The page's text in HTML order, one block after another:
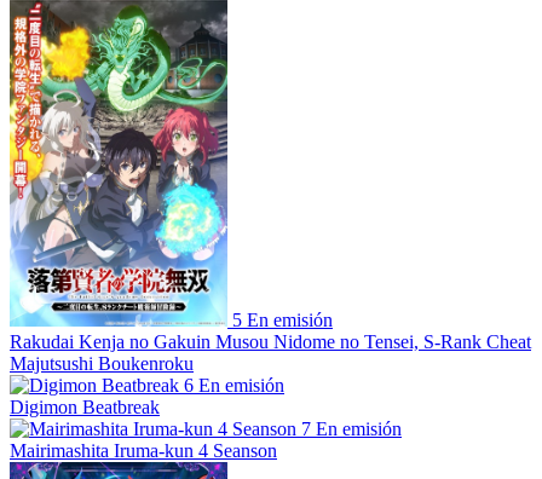
5 En emisión
Rakudai Kenja no Gakuin Musou Nidome no Tensei, S-Rank Cheat
Majutsushi Boukenroku
6 En emisión
Digimon Beatbreak
7 En emisión
Mairimashita Iruma-kun 4 Seanson